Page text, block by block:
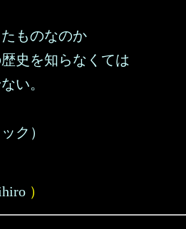
ものなのか
史を知らなくては
い。
ク）
）